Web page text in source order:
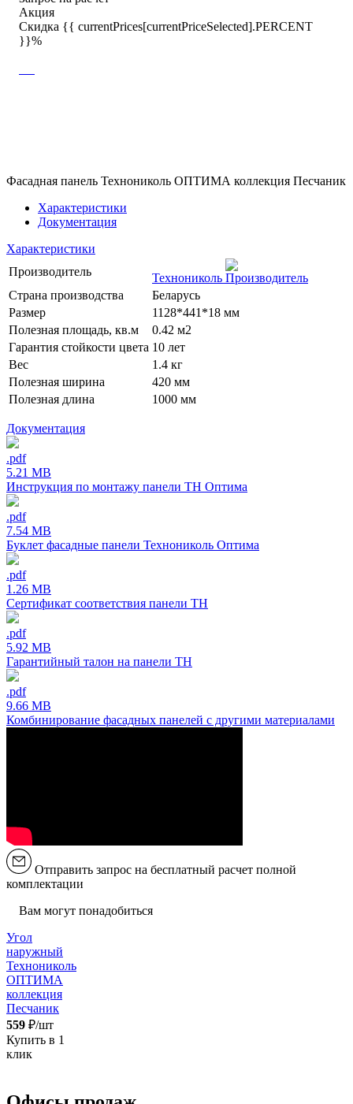
Акция
Скидка {{ currentPrices[currentPriceSelected].PERCENT
}}%
Фасадная панель Технониколь ОПТИМА коллекция Песчаник
Характеристики
Документация
Характеристики
Производитель
Технониколь
Страна производства
Беларусь
Размер
1128*441*18 мм
Полезная площадь, кв.м
0.42 м2
Гарантия стойкости цвета 10 лет
Вес
1.4 кг
Полезная ширина
420 мм
Полезная длина
1000 мм
Документация
.pdf
5.21 MB
Инструкция по монтажу панели ТН Оптима
.pdf
7.54 MB
Буклет фасадные панели Технониколь Оптима
.pdf
1.26 MB
Сертификат соответствия панели ТН
.pdf
5.92 MB
Гарантийный талон на панели ТН
.pdf
9.66 MB
Комбинирование фасадных панелей с другими материалами
Отправить запрос на бесплатный расчет полной
комплектации
Вам могут понадобиться
Угол
наружный
Технониколь
ОПТИМА
коллекция
Песчаник
559 ₽/шт
Купить в 1
клик